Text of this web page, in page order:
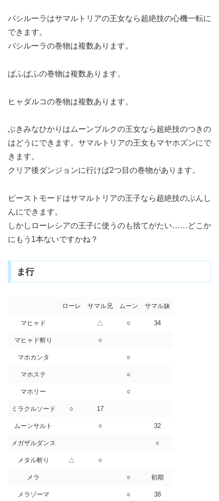
バシルーラはサマルトリアの王女なら超絶技の心機一転に
できます。
バシルーラの巻物は複数あります。
ぱふぱふの巻物は複数あります。
ヒャダルコの巻物は複数あります。
ぶきみなひかりはムーンブルクの王女なら超絶技のつきの
はどうにできます。サマルトリアの王女もマヤホズンにで
きます。
クリア後ダンジョンに行けば2つ目の巻物があります。
ビーストモードはサマルトリアの王子なら超絶技のぶんし
んにできます。
しかしローレシアの王子に使うのも捨てがたい……どこか
にもう1本ないですかね？
ま行
ローレ サマル兄 ムーン サマル妹
マヒャド △ ○ 34
マヒャド斬り ○
マホカンタ ○
マホステ ○
マホリー ○
ミラクルソード ○ 17
ムーンサルト ○ 32
メガザルダンス ○
メタル斬り △ ○
メラ ○ 初期
メラゾーマ ○ 38